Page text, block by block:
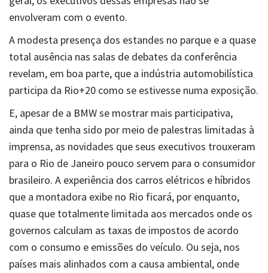
envolveram com o evento.
A modesta presença dos estandes no parque e a quase
total ausência nas salas de debates da conferência
revelam, em boa parte, que a indústria automobilística
participa da Rio+20 como se estivesse numa exposição.
E, apesar de a BMW se mostrar mais participativa,
ainda que tenha sido por meio de palestras limitadas à
imprensa, as novidades que seus executivos trouxeram
para o Rio de Janeiro pouco servem para o consumidor
brasileiro. A experiência dos carros elétricos e híbridos
que a montadora exibe no Rio ficará, por enquanto,
quase que totalmente limitada aos mercados onde os
governos calculam as taxas de impostos de acordo
com o consumo e emissões do veículo. Ou seja, nos
países mais alinhados com a causa ambiental, onde